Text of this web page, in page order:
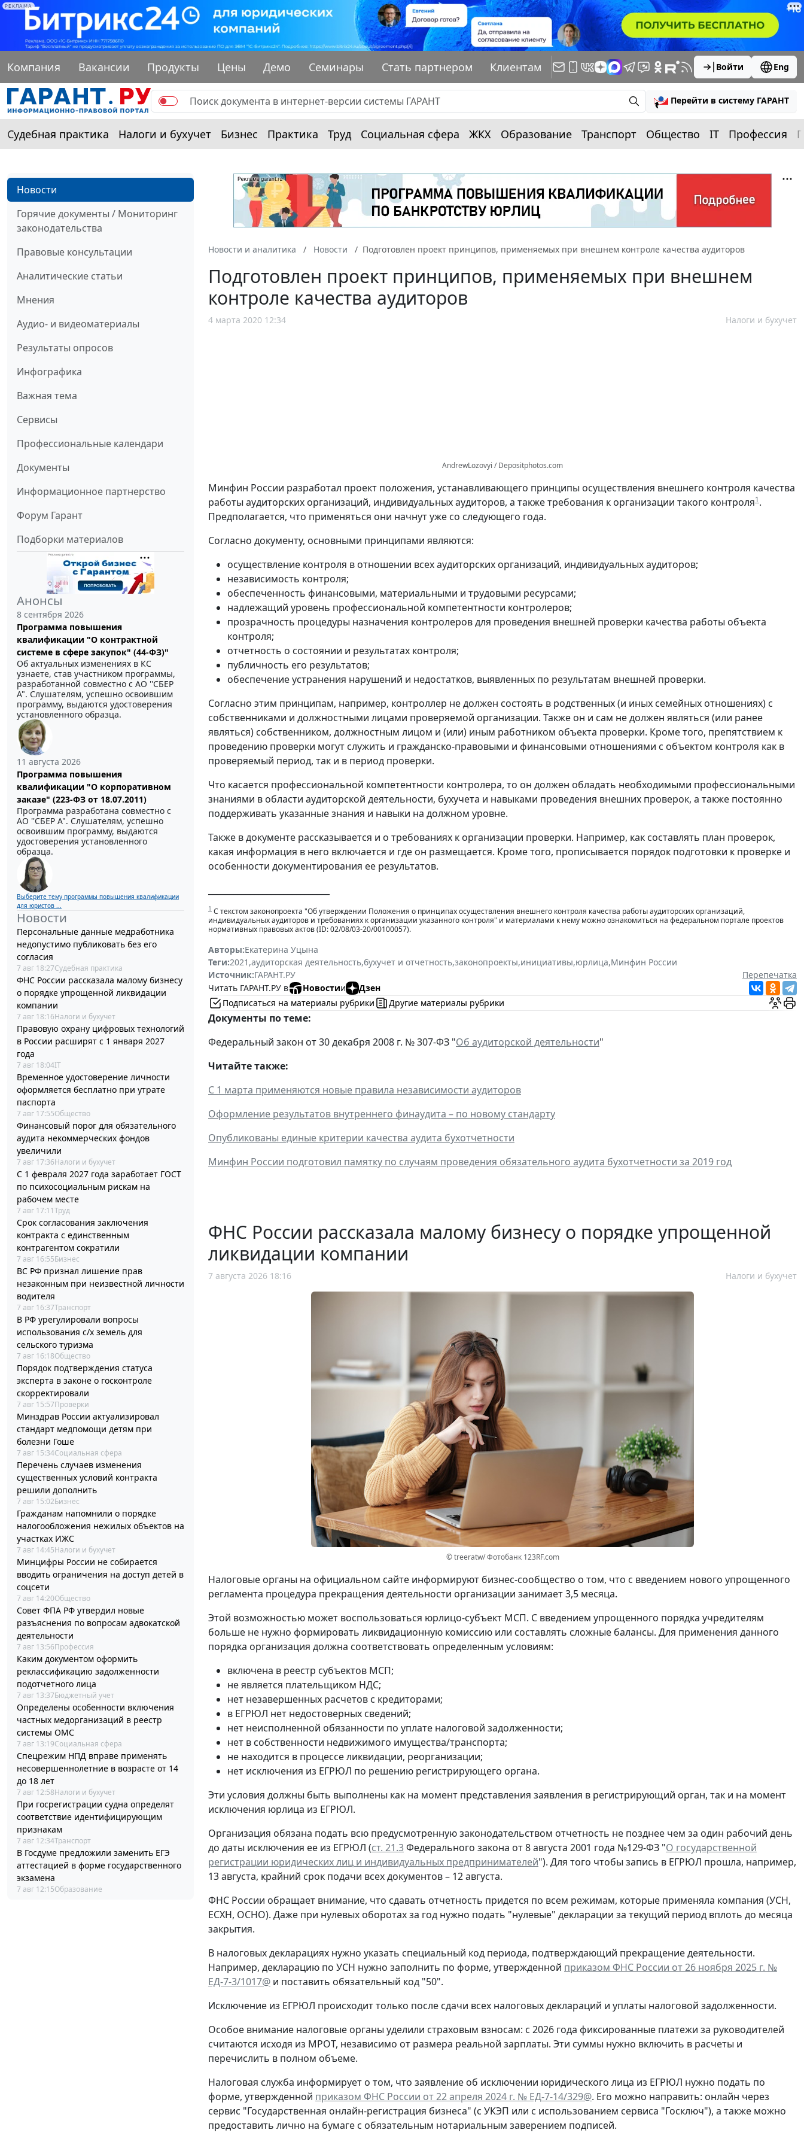
РЕКЛАМА
Компания Вакансии Продукты Цены Демо Семинары Стать партнером Клиентам Войти Eng
Перейти в систему ГАРАНТ
Судебная практика Налоги и бухучет Бизнес Практика Труд Социальная сфера ЖКХ Образование Транспорт Общество IT Профессия
Новости
Горячие документы / Мониторинг
законодательства
Правовые консультации
Аналитические статьи
Мнения
Аудио- и видеоматериалы
Результаты опросов
Инфографика
Важная тема
Сервисы
Профессиональные календари
Документы
Информационное партнерство
Форум Гарант
Подборки материалов
Анонсы
8 сентября 2026
Программа повышения
квалификации "О контрактной
системе в сфере закупок" (44-ФЗ)"
Об актуальных изменениях в КС
узнаете, став участником программы,
разработанной совместно с АО ''СБЕР
А". Слушателям, успешно освоившим
программу, выдаются удостоверения
установленного образца.
11 августа 2026
Программа повышения
квалификации "О корпоративном
заказе" (223-ФЗ от 18.07.2011)
Программа разработана совместно с
АО ''СБЕР А". Слушателям, успешно
освоившим программу, выдаются
удостоверения установленного
образца.
Выберите тему программы повышения квалификации
для юристов ...
Новости
Персональные данные медработника
недопустимо публиковать без его
согласия
7 авг 18:27Судебная практика
ФНС России рассказала малому бизнесу
о порядке упрощенной ликвидации
компании
7 авг 18:16Налоги и бухучет
Правовую охрану цифровых технологий
в России расширят с 1 января 2027
года
7 авг 18:04IT
Временное удостоверение личности
оформляется бесплатно при утрате
паспорта
7 авг 17:55Общество
Финансовый порог для обязательного
аудита некоммерческих фондов
увеличили
7 авг 17:36Налоги и бухучет
С 1 февраля 2027 года заработает ГОСТ
по психосоциальным рискам на
рабочем месте
7 авг 17:11Труд
Срок согласования заключения
контракта с единственным
контрагентом сократили
7 авг 16:55Бизнес
ВС РФ признал лишение прав
незаконным при неизвестной личности
водителя
7 авг 16:37Транспорт
В РФ урегулировали вопросы
использования с/х земель для
сельского туризма
7 авг 16:18Общество
Порядок подтверждения статуса
эксперта в законе о госконтроле
скорректировали
7 авг 15:57Проверки
Минздрав России актуализировал
стандарт медпомощи детям при
болезни Гоше
7 авг 15:34Социальная сфера
Перечень случаев изменения
существенных условий контракта
решили дополнить
7 авг 15:02Бизнес
Гражданам напомнили о порядке
налогообложения нежилых объектов на
участках ИЖС
7 авг 14:45Налоги и бухучет
Минцифры России не собирается
вводить ограничения на доступ детей в
соцсети
7 авг 14:20Общество
Совет ФПА РФ утвердил новые
разъяснения по вопросам адвокатской
деятельности
7 авг 13:56Профессия
Каким документом оформить
реклассификацию задолженности
подотчетного лица
7 авг 13:37Бюджетный учет
Определены особенности включения
частных медорганизаций в реестр
системы ОМС
7 авг 13:19Социальная сфера
Спецрежим НПД вправе применять
несовершеннолетние в возрасте от 14
до 18 лет
7 авг 12:58Налоги и бухучет
При госрегистрации судна определят
соответствие идентифицирующим
признакам
7 авг 12:34Транспорт
В Госдуме предложили заменить ЕГЭ
аттестацией в форме государственного
экзамена
7 авг 12:15Образование
Новости и аналитика Новости Подготовлен проект принципов, применяемых при внешнем контроле качества аудиторов
Подготовлен проект принципов, применяемых при внешнем
контроле качества аудиторов
4 марта 2020 12:34 Налоги и бухучет
AndrewLozovyi / Depositphotos.com
Минфин России разработал проект положения, устанавливающего принципы осуществления внешнего контроля качества
работы аудиторских организаций, индивидуальных аудиторов, а также требования к организации такого контроля1.
Предполагается, что применяться они начнут уже со следующего года.
Согласно документу, основными принципами являются:
осуществление контроля в отношении всех аудиторских организаций, индивидуальных аудиторов;
независимость контроля;
обеспеченность финансовыми, материальными и трудовыми ресурсами;
надлежащий уровень профессиональной компетентности контролеров;
прозрачность процедуры назначения контролеров для проведения внешней проверки качества работы объекта
контроля;
отчетность о состоянии и результатах контроля;
публичность его результатов;
обеспечение устранения нарушений и недостатков, выявленных по результатам внешней проверки.
Согласно этим принципам, например, контроллер не должен состоять в родственных (и иных семейных отношениях) с
собственниками и должностными лицами проверяемой организации. Также он и сам не должен являться (или ранее
являться) собственником, должностным лицом и (или) иным работником объекта проверки. Кроме того, препятствием к
проведению проверки могут служить и гражданско-правовыми и финансовыми отношениями с объектом контроля как в
проверяемый период, так и в период проверки.
Что касается профессиональной компетентности контролера, то он должен обладать необходимыми профессиональными
знаниями в области аудиторской деятельности, бухучета и навыками проведения внешних проверок, а также постоянно
поддерживать указанные знания и навыки на должном уровне.
Также в документе рассказывается и о требованиях к организации проверки. Например, как составлять план проверок,
какая информация в него включается и где он размещается. Кроме того, прописывается порядок подготовки к проверке и
особенности документирования ее результатов.
1 С текстом законопроекта "Об утверждении Положения о принципах осуществления внешнего контроля качества работы аудиторских организаций,
индивидуальных аудиторов и требованиях к организации указанного контроля" и материалами к нему можно ознакомиться на федеральном портале проектов
нормативных правовых актов (ID: 02/08/03-20/00100057).
Авторы:Екатерина Уцына
Теги:2021 ,аудиторская деятельность,бухучет и отчетность,законопроекты,инициативы,юрлица,Минфин России
Источник:ГАРАНТ.РУ
Перепечатка
Читать ГАРАНТ.РУ в
Новостии
Дзен
Подписаться на материалы рубрики
Другие материалы рубрики
Документы по теме:
Федеральный закон от 30 декабря 2008 г. № 307-ФЗ "Об аудиторской деятельности"
Читайте также:
С 1 марта применяются новые правила независимости аудиторов
Оформление результатов внутреннего финаудита – по новому стандарту
Опубликованы единые критерии качества аудита бухотчетности
Минфин России подготовил памятку по случаям проведения обязательного аудита бухотчетности за 2019 год
ФНС России рассказала малому бизнесу о порядке упрощенной
ликвидации компании
7 августа 2026 18:16 Налоги и бухучет
© treeratw/ Фотобанк 123RF.com
Налоговые органы на официальном сайте информируют бизнес-сообщество о том, что с введением нового упрощенного
регламента процедура прекращения деятельности организации занимает 3,5 месяца.
Этой возможностью может воспользоваться юрлицо-субъект МСП. С введением упрощенного порядка учредителям
больше не нужно формировать ликвидационную комиссию или составлять сложные балансы. Для применения данного
порядка организация должна соответствовать определенным условиям:
включена в реестр субъектов МСП;
не является плательщиком НДС;
нет незавершенных расчетов с кредиторами;
в ЕГРЮЛ нет недостоверных сведений;
нет неисполненной обязанности по уплате налоговой задолженности;
нет в собственности недвижимого имущества/транспорта;
не находится в процессе ликвидации, реорганизации;
нет исключения из ЕГРЮЛ по решению регистрирующего органа.
Эти условия должны быть выполнены как на момент представления заявления в регистрирующий орган, так и на момент
исключения юрлица из ЕГРЮЛ.
Организация обязана подать всю предусмотренную законодательством отчетность не позднее чем за один рабочий день
до даты исключения ее из ЕГРЮЛ (ст. 21.3Федерального закона от 8 августа 2001 года №129-ФЗ "О государственной
регистрации юридических лиц и индивидуальных предпринимателей"). Для того чтобы запись в ЕГРЮЛ прошла, например,
13 августа, крайний срок подачи всех документов – 12 августа.
ФНС России обращает внимание, что сдавать отчетность придется по всем режимам, которые применяла компания (УСН,
ЕСХН, ОСНО). Даже при нулевых оборотах за год нужно подать "нулевые" декларации за текущий период вплоть до месяца
закрытия.
В налоговых декларациях нужно указать специальный код периода, подтверждающий прекращение деятельности.
Например, декларацию по УСН нужно заполнить по форме, утвержденной приказом ФНС России от 26 ноября 2025 г. №
ЕД-7-3/1017@ и поставить обязательный код "50".
Исключение из ЕГРЮЛ происходит только после сдачи всех налоговых деклараций и уплаты налоговой задолженности.
Особое внимание налоговые органы уделили страховым взносам: с 2026 года фиксированные платежи за руководителей
считаются исходя из МРОТ, независимо от размера реальной зарплаты. Эти суммы нужно включить в расчеты и
перечислить в полном объеме.
Налоговая служба информирует о том, что заявление об исключении юридического лица из ЕГРЮЛ нужно подать по
форме, утвержденной приказом ФНС России от 22 апреля 2024 г. № ЕД-7-14/329@. Его можно направить: онлайн через
сервис "Государственная онлайн-регистрация бизнеса" (с УКЭП или с использованием сервиса "Госключ"), а также можно
предоставить лично на бумаге с обязательным нотариальным заверением подписей.